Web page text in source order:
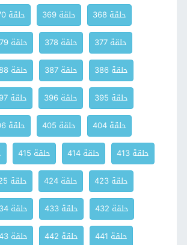
حلقة 368
حلقة 369 حلقة 370
حلقة 377
حلقة 378 حلقة 379
حلقة 386
حلقة 387 حلقة 388
حلقة 395
حلقة 396 حلقة 397
حلقة 404
حلقة 405 حلقة 406
حلقة 413
حلقة 414 حلقة 415
حلقة 423
حلقة 424 حلقة 425
حلقة 432
حلقة 433 حلقة 434
حلقة 441
حلقة 442 حلقة 443